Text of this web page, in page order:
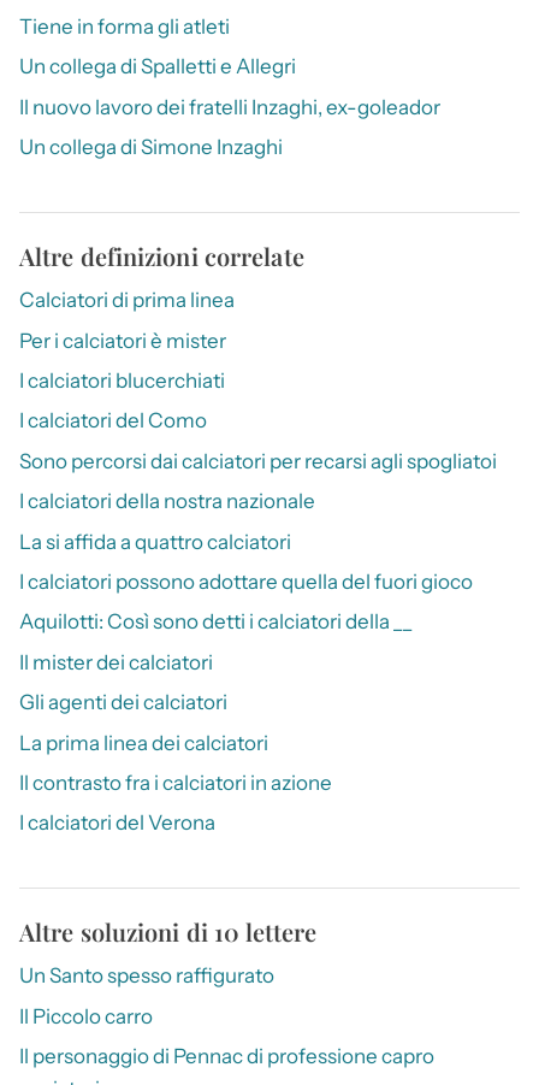
Tiene in forma gli atleti
Un collega di Spalletti e Allegri
Il nuovo lavoro dei fratelli Inzaghi, ex-goleador
Un collega di Simone Inzaghi
Altre definizioni correlate
Calciatori di prima linea
Per i calciatori è mister
I calciatori blucerchiati
I calciatori del Como
Sono percorsi dai calciatori per recarsi agli spogliatoi
I calciatori della nostra nazionale
La si affida a quattro calciatori
I calciatori possono adottare quella del fuori gioco
Aquilotti: Così sono detti i calciatori della __
Il mister dei calciatori
Gli agenti dei calciatori
La prima linea dei calciatori
Il contrasto fra i calciatori in azione
I calciatori del Verona
Altre soluzioni di 10 lettere
Un Santo spesso raffigurato
Il Piccolo carro
Il personaggio di Pennac di professione capro